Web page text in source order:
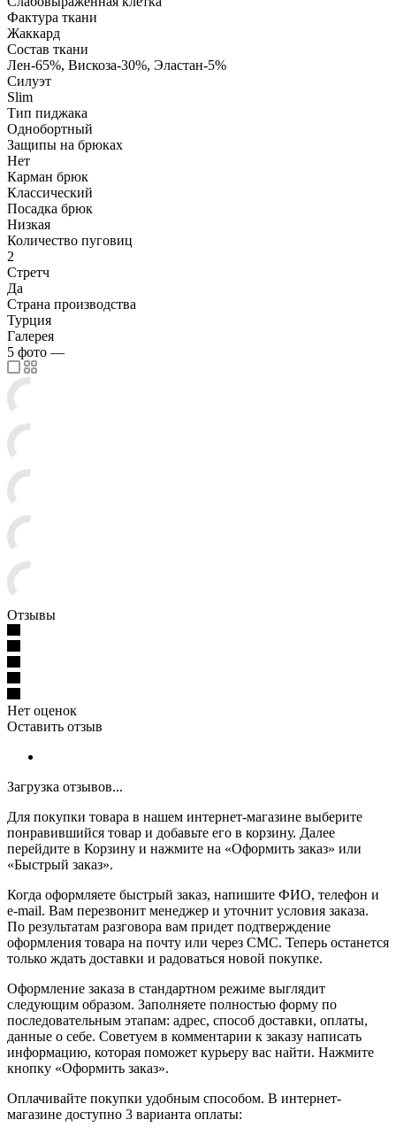
Фактура ткани
Жаккард
Состав ткани
Лен-65%, Вискоза-30%, Эластан-5%
Силуэт
Slim
Тип пиджака
Однобортный
Защипы на брюках
Нет
Карман брюк
Классический
Посадка брюк
Низкая
Количество пуговиц
2
Стретч
Да
Страна производства
Турция
Галерея
5 фото —
Отзывы
Нет оценок
Оставить отзыв
Загрузка отзывов...
Для покупки товара в нашем интернет-магазине выберите
понравившийся товар и добавьте его в корзину. Далее
перейдите в Корзину и нажмите на «Оформить заказ» или
«Быстрый заказ».
Когда оформляете быстрый заказ, напишите ФИО, телефон и
e-mail. Вам перезвонит менеджер и уточнит условия заказа.
По результатам разговора вам придет подтверждение
оформления товара на почту или через СМС. Теперь останется
только ждать доставки и радоваться новой покупке.
Оформление заказа в стандартном режиме выглядит
следующим образом. Заполняете полностью форму по
последовательным этапам: адрес, способ доставки, оплаты,
данные о себе. Советуем в комментарии к заказу написать
информацию, которая поможет курьеру вас найти. Нажмите
кнопку «Оформить заказ».
Оплачивайте покупки удобным способом. В интернет-
магазине доступно 3 варианта оплаты: